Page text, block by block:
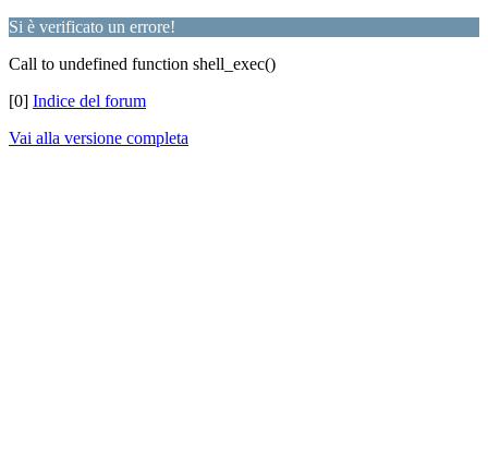
Si è verificato un errore!
Call to undefined function shell_exec()
[0] Indice del forum
Vai alla versione completa